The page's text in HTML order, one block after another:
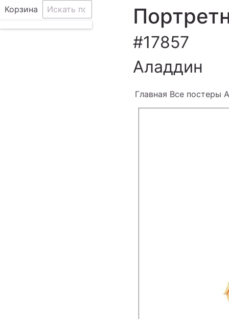
Корзина
#17857
Аладдин
Главная Все постеры